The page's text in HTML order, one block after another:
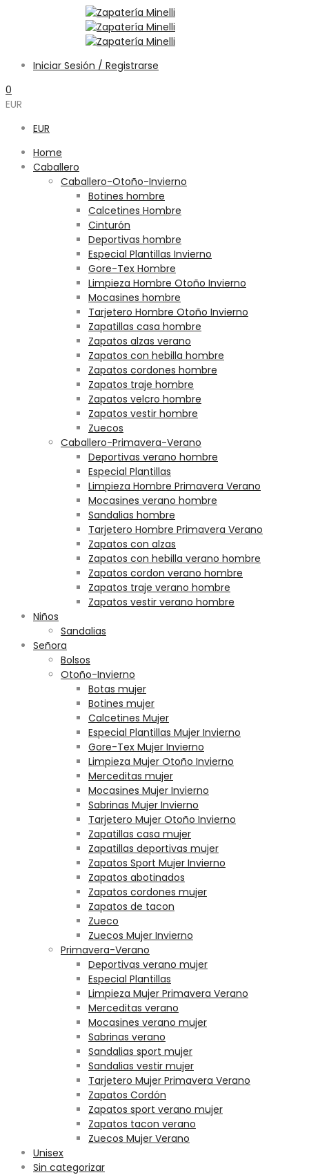
Iniciar Sesión / Registrarse
0
EUR
EUR
Home
Caballero
Caballero-Otoño-Invierno
Botines hombre
Calcetines Hombre
Cinturón
Deportivas hombre
Especial Plantillas Invierno
Gore-Tex Hombre
Limpieza Hombre Otoño Invierno
Mocasines hombre
Tarjetero Hombre Otoño Invierno
Zapatillas casa hombre
Zapatos alzas verano
Zapatos con hebilla hombre
Zapatos cordones hombre
Zapatos traje hombre
Zapatos velcro hombre
Zapatos vestir hombre
Zuecos
Caballero-Primavera-Verano
Deportivas verano hombre
Especial Plantillas
Limpieza Hombre Primavera Verano
Mocasines verano hombre
Sandalias hombre
Tarjetero Hombre Primavera Verano
Zapatos con alzas
Zapatos con hebilla verano hombre
Zapatos cordon verano hombre
Zapatos traje verano hombre
Zapatos vestir verano hombre
Niños
Sandalias
Señora
Bolsos
Otoño-Invierno
Botas mujer
Botines mujer
Calcetines Mujer
Especial Plantillas Mujer Invierno
Gore-Tex Mujer Invierno
Limpieza Mujer Otoño Invierno
Merceditas mujer
Mocasines Mujer Invierno
Sabrinas Mujer Invierno
Tarjetero Mujer Otoño Invierno
Zapatillas casa mujer
Zapatillas deportivas mujer
Zapatos Sport Mujer Invierno
Zapatos abotinados
Zapatos cordones mujer
Zapatos de tacon
Zueco
Zuecos Mujer Invierno
Primavera-Verano
Deportivas verano mujer
Especial Plantillas
Limpieza Mujer Primavera Verano
Merceditas verano
Mocasines verano mujer
Sabrinas verano
Sandalias sport mujer
Sandalias vestir mujer
Tarjetero Mujer Primavera Verano
Zapatos Cordón
Zapatos sport verano mujer
Zapatos tacon verano
Zuecos Mujer Verano
Unisex
Sin categorizar